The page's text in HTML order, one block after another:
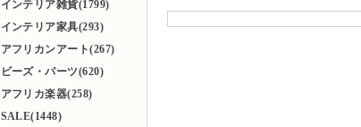
インテリア雑貨(1799)
インテリア家具(293)
アフリカンアート(267)
ビーズ・パーツ(620)
アフリカ楽器(258)
SALE(1448)